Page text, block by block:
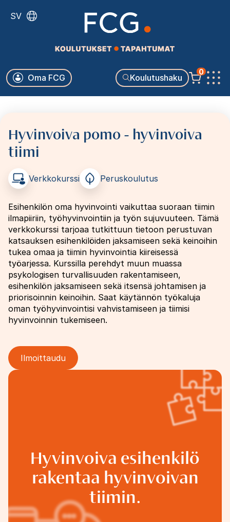
pääsisältöön
SV
Koulutushaku
Käyttäjävalikko
Oma FCG
0
Hyvinvoiva pomo - hyvinvoiva
tiimi
Verkkokurssi Peruskoulutus
Esihenkilön oma hyvinvointi vaikuttaa suoraan tiimin
ilmapiiriin, työhyvinvointiin ja työn sujuvuuteen. Tämä
verkkokurssi tarjoaa tutkittuun tietoon perustuvan
katsauksen esihenkilöiden jaksamiseen sekä keinoihin
tukea omaa ja tiimin hyvinvointia kiireisessä
työarjessa. Kurssilla perehdyt muun muassa
psykologisen turvallisuuden rakentamiseen,
esihenkilön jaksamiseen sekä itsensä johtamisen ja
priorisoinnin keinoihin. Saat käytännön työkaluja
oman työhyvinvointisi vahvistamiseen ja tiimisi
hyvinvoinnin tukemiseen.
Ilmoittaudu
Image
Hyvinvoiva esihenkilö
rakentaa hyvinvoivan
tiimin.